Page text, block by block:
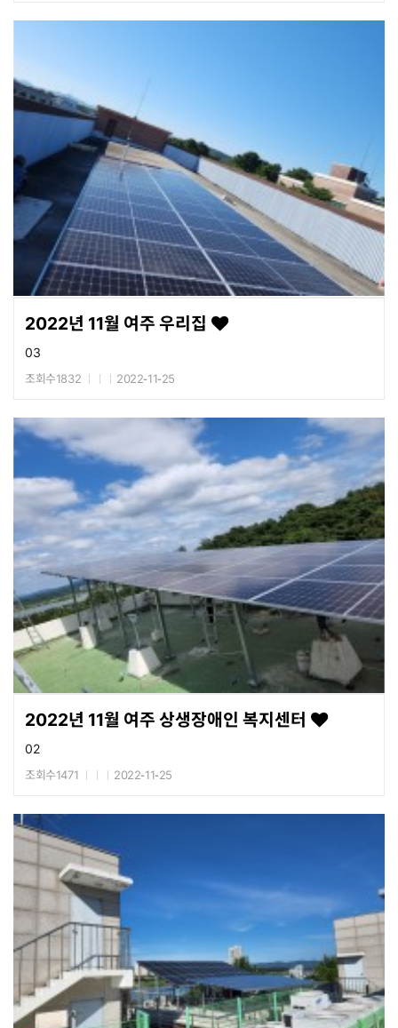
2022년 11월 여주 우리집
03
조회수1832 2022-11-25
2022년 11월 여주 상생장애인 복지센터
02
조회수1471 2022-11-25